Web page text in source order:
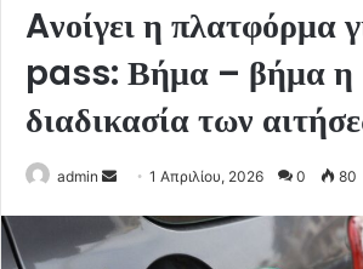
Aνοίγει η πλατφόρμα
pass: Βήμα – βήμα η
διαδικασία των
admin
Send
email
1 Απριλίου, 2026 0 80